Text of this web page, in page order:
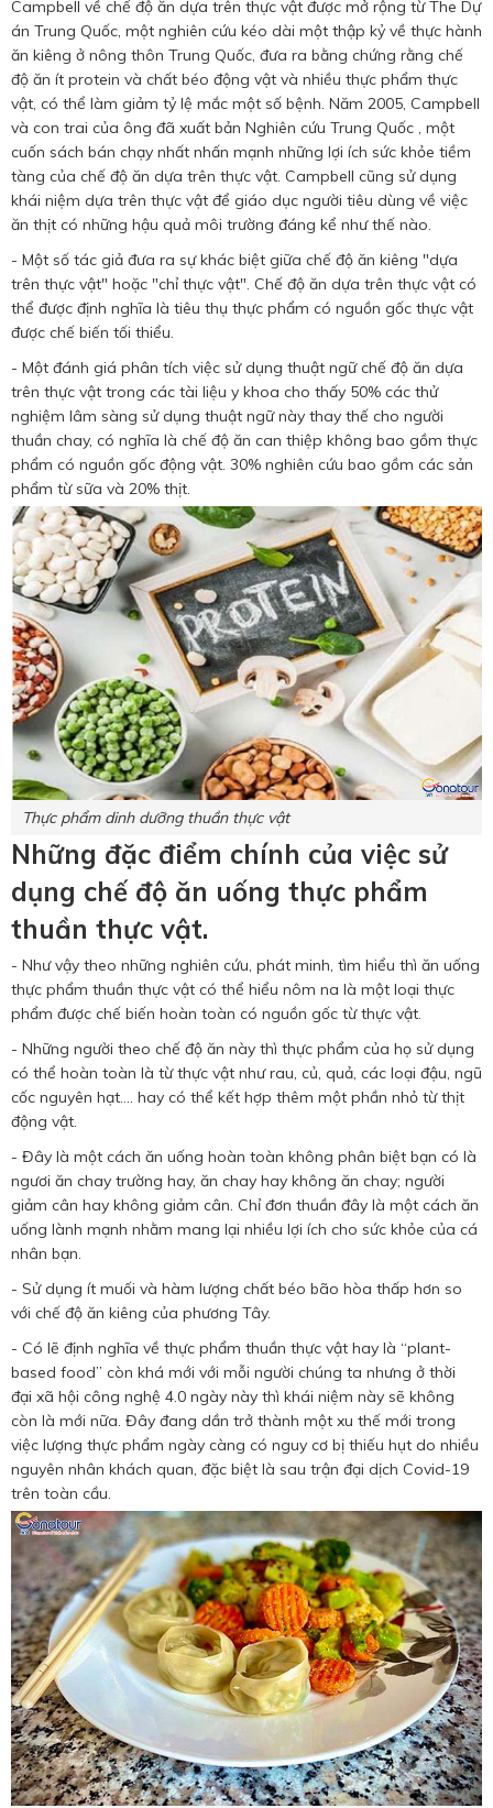
Campbell về chế độ ăn dựa trên thực vật được mở rộng từ The Dự
án Trung Quốc, một nghiên cứu kéo dài một thập kỷ về thực hành
ăn kiêng ở nông thôn Trung Quốc, đưa ra bằng chứng rằng chế
độ ăn ít protein và chất béo động vật và nhiều thực phẩm thực
vật, có thể làm giảm tỷ lệ mắc một số bệnh. Năm 2005, Campbell
và con trai của ông đã xuất bản Nghiên cứu Trung Quốc , một
cuốn sách bán chạy nhất nhấn mạnh những lợi ích sức khỏe tiềm
tàng của chế độ ăn dựa trên thực vật. Campbell cũng sử dụng
khái niệm dựa trên thực vật để giáo dục người tiêu dùng về việc
ăn thịt có những hậu quả môi trường đáng kể như thế nào.
- Một số tác giả đưa ra sự khác biệt giữa chế độ ăn kiêng "dựa
trên thực vật" hoặc "chỉ thực vật". Chế độ ăn dựa trên thực vật có
thể được định nghĩa là tiêu thụ thực phẩm có nguồn gốc thực vật
được chế biến tối thiểu.
- Một đánh giá phân tích việc sử dụng thuật ngữ chế độ ăn dựa
trên thực vật trong các tài liệu y khoa cho thấy 50% các thử
nghiệm lâm sàng sử dụng thuật ngữ này thay thế cho người
thuần chay, có nghĩa là chế độ ăn can thiệp không bao gồm thực
phẩm có nguồn gốc động vật. 30% nghiên cứu bao gồm các sản
phẩm từ sữa và 20% thịt.
Thực phẩm dinh dưỡng thuần thực vật
Những đặc điểm chính của việc sử
dụng chế độ ăn uống thực phẩm
thuần thực vật.
- Như vậy theo những nghiên cứu, phát minh, tìm hiểu thì ăn uống
thực phẩm thuần thực vật có thể hiểu nôm na là một loại thực
phẩm được chế biến hoàn toàn có nguồn gốc từ thực vật.
- Những người theo chế độ ăn này thì thực phẩm của họ sử dụng
có thể hoàn toàn là từ thực vật như rau, củ, quả, các loại đậu, ngũ
cốc nguyên hạt.... hay có thể kết hợp thêm một phần nhỏ từ thịt
động vật.
- Đây là một cách ăn uống hoàn toàn không phân biệt bạn có là
ngươi ăn chay trường hay, ăn chay hay không ăn chay; người
giảm cân hay không giảm cân. Chỉ đơn thuần đây là một cách ăn
uống lành mạnh nhằm mang lại nhiều lợi ích cho sức khỏe của cá
nhân bạn.
- Sử dụng ít muối và hàm lượng chất béo bão hòa thấp hơn so
với chế độ ăn kiêng của phương Tây.
- Có lẽ định nghĩa về thực phẩm thuần thực vật hay là “plant-
based food” còn khá mới với mỗi người chúng ta nhưng ở thời
đại xã hội công nghệ 4.0 ngày này thì khái niệm này sẽ không
còn là mới nữa. Đây đang dần trở thành một xu thế mới trong
việc lượng thực phẩm ngày càng có nguy cơ bị thiếu hụt do nhiều
nguyên nhân khách quan, đặc biệt là sau trận đại dịch Covid-19
trên toàn cầu.